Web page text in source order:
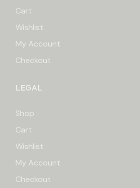
Cart
Wishlist
My Account
Checkout
LEGAL
Shop
Cart
Wishlist
My Account
Checkout